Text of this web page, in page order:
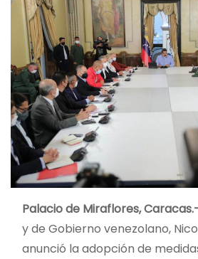
Palacio de Miraflores,
y de Gobierno venezolano,
anunció la adopción de